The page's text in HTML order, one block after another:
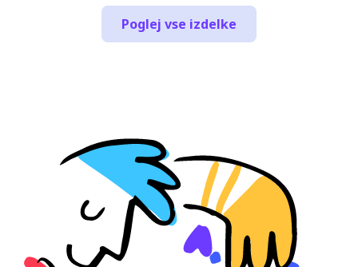
Poglej vse izdelke